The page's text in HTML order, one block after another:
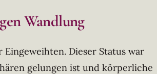
Wandlung
Dieser Status war
gelungen ist und körperliche